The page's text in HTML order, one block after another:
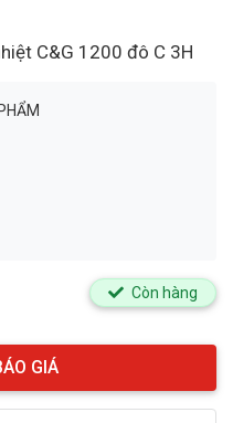
C&G 1200 đô C 3H
Còn hàng